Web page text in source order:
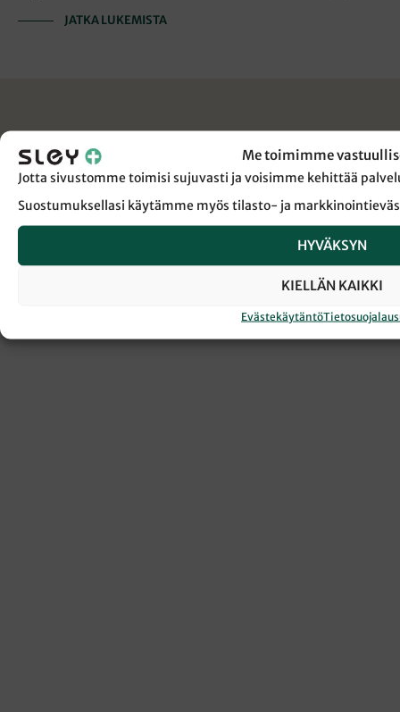
Me toimimme
Jotta sivustomme toimisi sujuvasti ja voisimme kehittää
Suostumuksellasi käytämme myös tilasto- ja
HYVÄKSYN
KIELLÄN KAIKKI
Evästekäytäntö
JATKA LUKEMISTA